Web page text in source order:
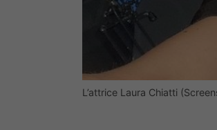
L’attrice Laura Chiatti